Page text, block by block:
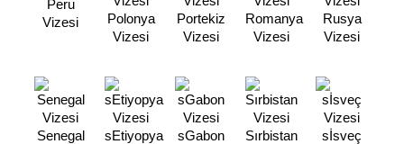
Peru
Vizesi
Polonya
Vizesi
Portekiz
Vizesi
Romanya
Vizesi
Rusya
Vizesi
Senegal
sEtiyopya
sGabon
Sırbistan
sİsveç